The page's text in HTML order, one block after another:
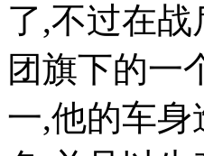
了,不过在
团旗下的一
一,他的车